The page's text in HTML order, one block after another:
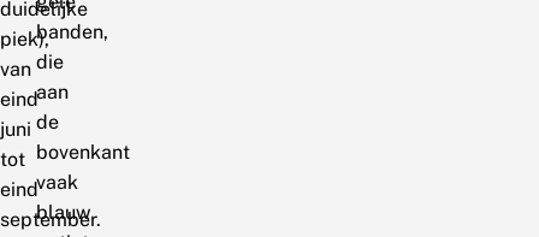
duidelijke
piek),
van
eind
juni
tot
eind
september.
banden,
die
aan
de
bovenkant
vaak
blauw